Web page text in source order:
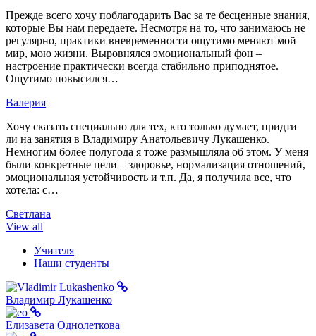
Прежде всего хочу поблагодарить Вас за те бесценные знания,
которые Вы нам передаете. Несмотря на то, что занимаюсь не
регулярно, практики вневременности ощутимо меняют мой
мир, мою жизни. Выровнялся эмоциональный фон –
настроение практически всегда стабильно приподнятое.
Ощутимо повысился…
Валерия
Хочу сказать специально для тех, кто только думает, придти
ли на занятия в Владимиру Анатольевичу Лукашенко.
Немногим более полугода я тоже размышляла об этом. У меня
были конкретные цели – здоровье, нормализация отношений,
эмоциональная устойчивость и т.п. Да, я получила все, что
хотела: с…
Светлана
View all
Учителя
Наши студенты
Владимир Лукашенко
Елизавета Однолеткова